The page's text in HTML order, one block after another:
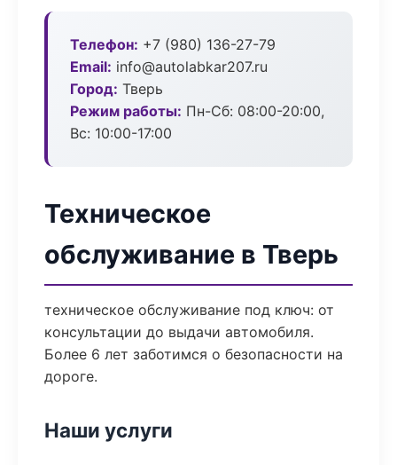
Телефон: +7 (980) 136-27-79
Email: info@autolabkar207.ru
Город: Тверь
Режим работы: Пн-Сб: 08:00-20:00,
Вс: 10:00-17:00
Техническое
обслуживание в Тверь
техническое обслуживание под ключ: от
консультации до выдачи автомобиля.
Более 6 лет заботимся о безопасности на
дороге.
Наши услуги